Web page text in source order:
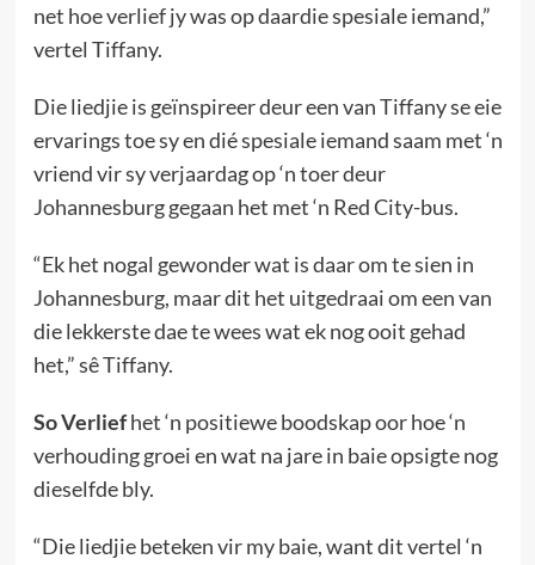
net hoe verlief jy was op daardie spesiale iemand,”
vertel Tiffany.
Die liedjie is geïnspireer deur een van Tiffany se eie
ervarings toe sy en dié spesiale iemand saam met ‘n
vriend vir sy verjaardag op ‘n toer deur
Johannesburg gegaan het met ‘n Red City-bus.
“Ek het nogal gewonder wat is daar om te sien in
Johannesburg, maar dit het uitgedraai om een van
die lekkerste dae te wees wat ek nog ooit gehad
het,” sê Tiffany.
So Verliefhet ‘n positiewe boodskap oor hoe ‘n
verhouding groei en wat na jare in baie opsigte nog
dieselfde bly.
“Die liedjie beteken vir my baie, want dit vertel ‘n